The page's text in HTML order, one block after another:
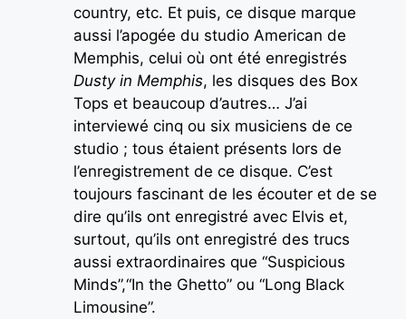
country, etc. Et puis, ce disque marque
aussi l’apogée du studio American de
Memphis, celui où ont été enregistrés
Dusty in Memphis, les disques des Box
Tops et beaucoup d’autres… J’ai
interviewé cinq ou six musiciens de ce
studio ; tous étaient présents lors de
l’enregistrement de ce disque. C’est
toujours fascinant de les écouter et de se
dire qu’ils ont enregistré avec Elvis et,
surtout, qu’ils ont enregistré des trucs
aussi extraordinaires que “Suspicious
Minds”,“In the Ghetto” ou “Long Black
Limousine”.